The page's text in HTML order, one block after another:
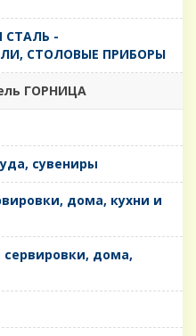
-
СТОЛОВЫЕ ПРИБОРЫ
ГОРНИЦА
сувениры
дома, кухни и
сервировки, дома,